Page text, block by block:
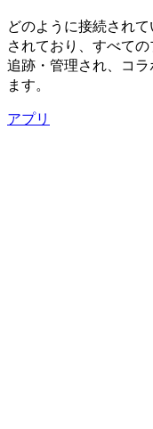
どのように接続され
されており、すべて
追跡・管理され、コ
ます。
アプリ